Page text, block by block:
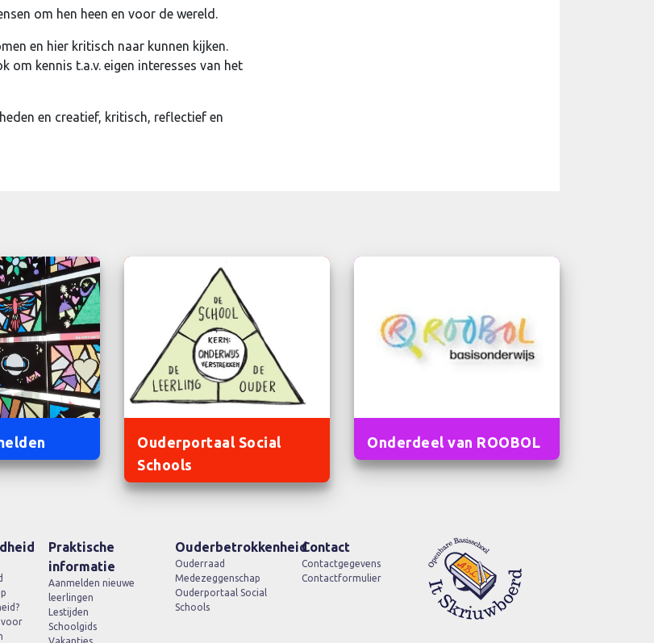
om hen heen en voor de wereld.
en hier kritisch naar kunnen kijken.
om kennis t.a.v. eigen interesses van het
en creatief, kritisch, reflectief en
Ouderportaal Social
Schools
Onderdeel van ROOBOL
Praktische
informatie
Aanmelden nieuwe
leerlingen
Lestijden
Schoolgids
Ouderbetrokkenheid
Ouderraad
Medezeggenschap
Ouderportaal Social
Schools
Contact
Contactgegevens
Contactformulier